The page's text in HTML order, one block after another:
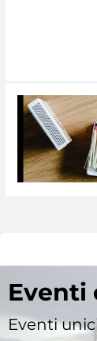
Eventi
Eventi